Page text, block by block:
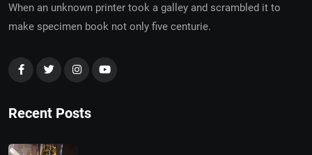
When an unknown printer took a galley and scrambled it to
make specimen book not only five centurie.
Recent Posts